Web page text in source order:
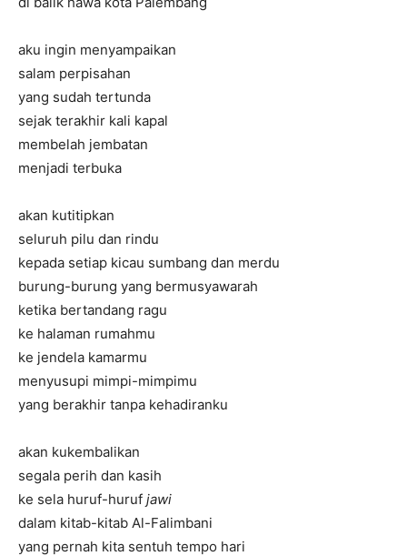
aku ingin menyampaikan
salam perpisahan
yang sudah tertunda
sejak terakhir kali kapal
membelah jembatan
menjadi terbuka
akan kutitipkan
seluruh pilu dan rindu
kepada setiap kicau sumbang dan merdu
burung-burung yang bermusyawarah
ketika bertandang ragu
ke halaman rumahmu
ke jendela kamarmu
menyusupi mimpi-mimpimu
yang berakhir tanpa kehadiranku
akan kukembalikan
segala perih dan kasih
ke sela huruf-huruf jawi
dalam kitab-kitab Al-Falimbani
yang pernah kita sentuh tempo hari